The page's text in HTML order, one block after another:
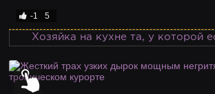
-1 5
Хозяйка на кухне та, у которой